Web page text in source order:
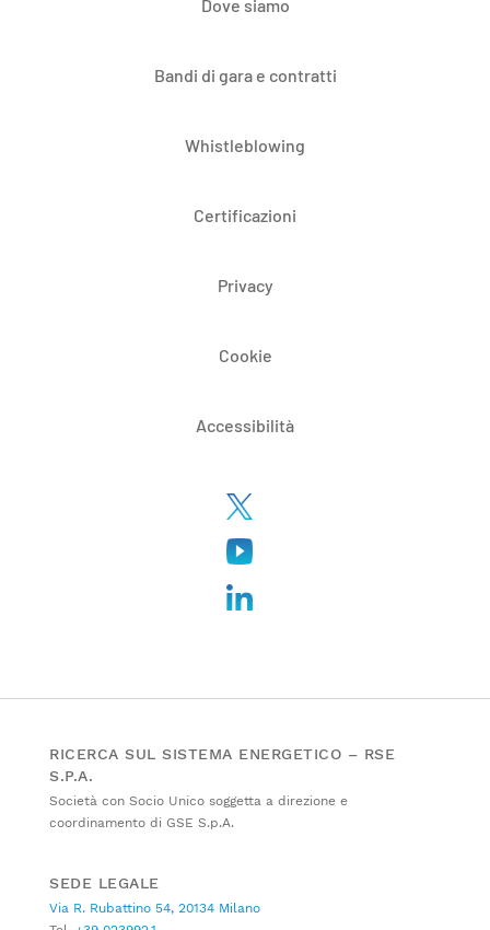
Dove siamo
Bandi di gara e contratti
Whistleblowing
Certificazioni
Privacy
Cookie
Accessibilità
RICERCA SUL SISTEMA ENERGETICO – RSE
S.P.A.
Società con Socio Unico soggetta a direzione e
coordinamento di GSE S.p.A.
SEDE LEGALE
Via R. Rubattino 54, 20134 Milano